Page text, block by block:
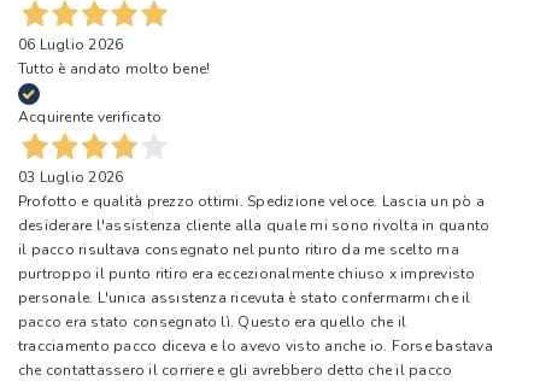
06 Luglio 2026
Tutto è andato molto bene!
Acquirente verificato
03 Luglio 2026
Profotto e qualità prezzo ottimi. Spedizione veloce. Lascia un pò a
desiderare l'assistenza cliente alla quale mi sono rivolta in quanto
il pacco risultava consegnato nel punto ritiro da me scelto ma
purtroppo il punto ritiro era eccezionalmente chiuso x imprevisto
personale. L'unica assistenza ricevuta è stato confermarmi che il
pacco era stato consegnato lì. Questo era quello che il
tracciamento pacco diceva e lo avevo visto anche io. Forse bastava
che contattassero il corriere e gli avrebbero detto che il pacco